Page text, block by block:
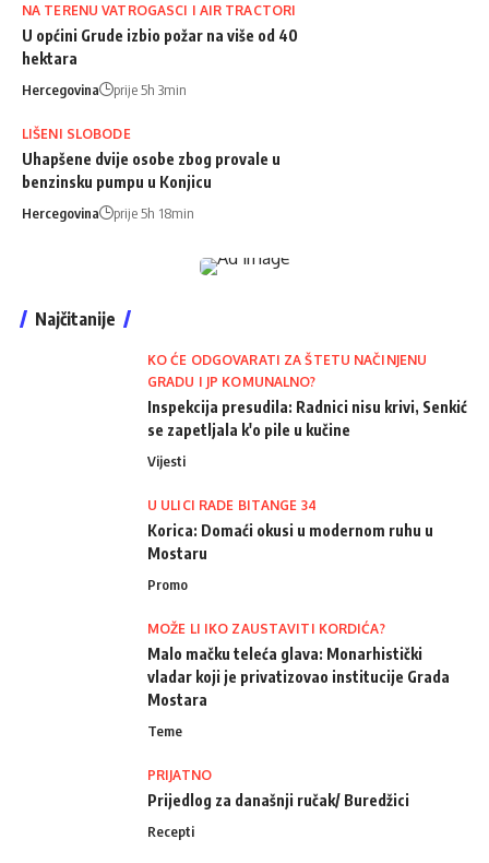
NA TERENU VATROGASCI I AIR TRACTORI
U općini Grude izbio požar na više od 40
hektara
Hercegovina prije 5h 3min
LIŠENI SLOBODE
Uhapšene dvije osobe zbog provale u
benzinsku pumpu u Konjicu
Hercegovina prije 5h 18min
Najčitanije
KO ĆE ODGOVARATI ZA ŠTETU NAČINJENU
GRADU I JP KOMUNALNO?
Inspekcija presudila: Radnici nisu krivi, Senkić
se zapetljala k'o pile u kučine
Vijesti
U ULICI RADE BITANGE 34
Korica: Domaći okusi u modernom ruhu u
Mostaru
Promo
MOŽE LI IKO ZAUSTAVITI KORDIĆA?
Malo mačku teleća glava: Monarhistički
vladar koji je privatizovao institucije Grada
Mostara
Teme
PRIJATNO
Prijedlog za današnji ručak/ Buredžici
Recepti